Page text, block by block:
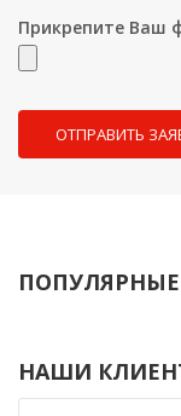
Прикрепите Ваш
НАШИ